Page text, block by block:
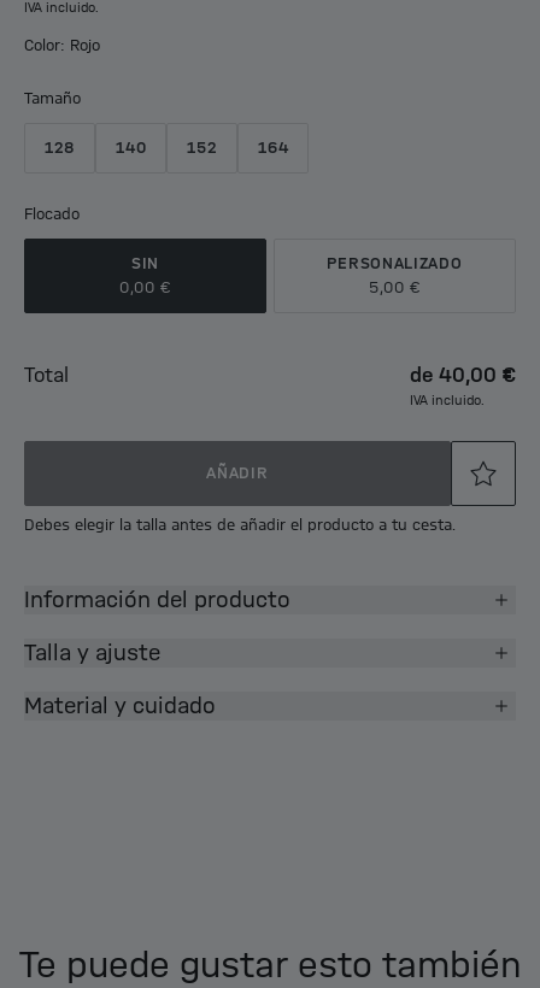
IVA incluido.
Color: Rojo
Tamaño
128 140 152 164
Flocado
SIN
0,00 €
PERSONALIZADO
5,00 €
Total de 40,00 €
IVA incluido.
AÑADIR
Debes elegir la talla antes de añadir el producto a tu cesta.
Información del producto
Talla y ajuste
Material y cuidado
Te puede gustar esto también